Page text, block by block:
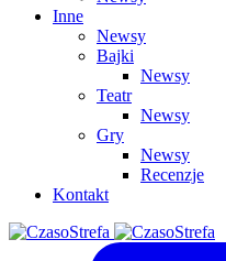
Inne
Newsy
Bajki
Newsy
Teatr
Newsy
Gry
Newsy
Recenzje
Kontakt